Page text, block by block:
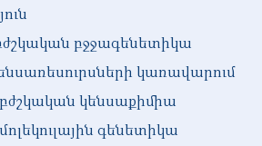
բջջագենետիկա
կառավարում
կենսաքիմիա
գենետիկա